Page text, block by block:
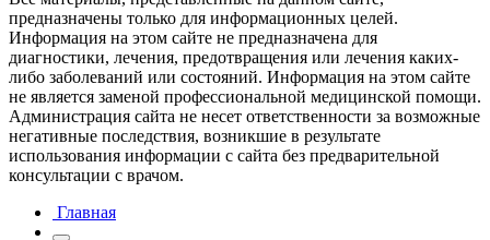
предназначены только для информационных целей.
Информация на этом сайте не предназначена для
диагностики, лечения, предотвращения или лечения каких-
либо заболеваний или состояний. Информация на этом сайте
не является заменой профессиональной медицинской помощи.
Администрация сайта не несет ответственности за возможные
негативные последствия, возникшие в результате
использования информации с сайта без предварительной
консультации с врачом.
Главная